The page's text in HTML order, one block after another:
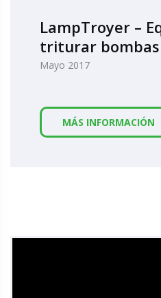
LampTroyer –
triturar
Mayo 2017
MÁS INFORMACIÓN